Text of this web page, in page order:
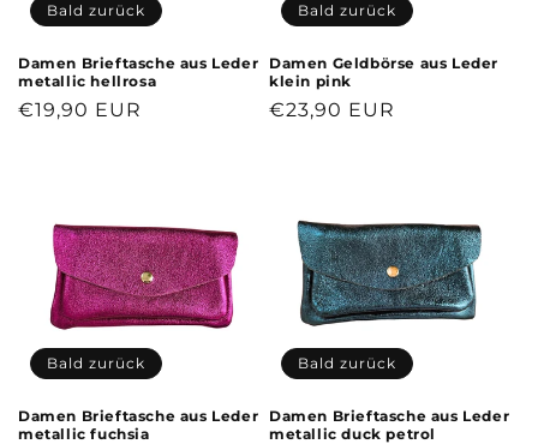
Bald zurück
Damen Brieftasche aus Leder
metallic hellrosa
Normaler
€19,90 EUR
Bald zurück
Damen Geldbörse aus Leder
klein pink
Normaler
€23,90 EUR
Bald zurück
Damen Brieftasche aus Leder
metallic fuchsia
Bald zurück
Damen Brieftasche aus Leder
metallic duck petrol